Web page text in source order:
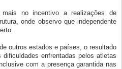
no incentivo a realizações de
onde observo que independente
outros estados e países, o resultado
enfrentadas pelos atletas
com a presença garantida nas